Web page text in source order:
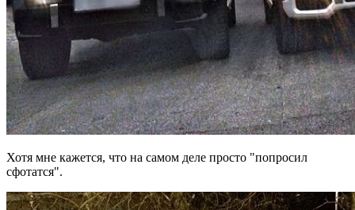
Хотя мне кажется, что на самом деле просто "попросил
сфотатся".